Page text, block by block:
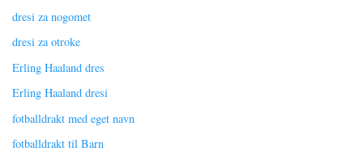
dresi za nogomet
dresi za otroke
Erling Haaland dres
Erling Haaland dresi
fotballdrakt med eget navn
fotballdrakt til Barn